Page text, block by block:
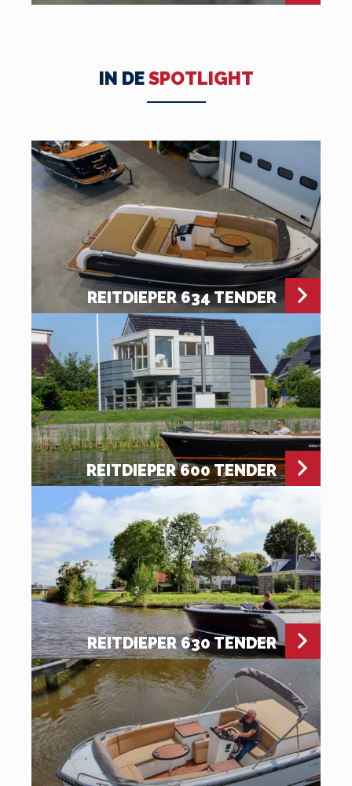
IN DESPOTLIGHT
REITDIEPER 634 TENDER
REITDIEPER 600 TENDER
REITDIEPER 630 TENDER